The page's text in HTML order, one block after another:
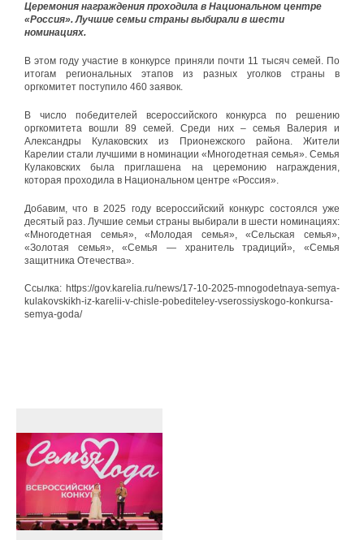
Церемония награждения проходила в Национальном центре
«Россия». Лучшие семьи страны выбирали в шести
номинациях.
В этом году участие в конкурсе приняли почти 11 тысяч семей. По
итогам региональных этапов из разных уголков страны в
оргкомитет поступило 460 заявок.
В число победителей всероссийского конкурса по решению
оргкомитета вошли 89 семей. Среди них – семья Валерия и
Александры Кулаковских из Прионежского района. Жители
Карелии стали лучшими в номинации «Многодетная семья». Семья
Кулаковских была приглашена на церемонию награждения,
которая проходила в Национальном центре «Россия».
Добавим, что в 2025 году всероссийский конкурс состоялся уже
десятый раз. Лучшие семьи страны выбирали в шести номинациях:
«Многодетная семья», «Молодая семья», «Сельская семья»,
«Золотая семья», «Семья — хранитель традиций», «Семья
защитника Отечества».
Ссылка: https://gov.karelia.ru/news/17-10-2025-mnogodetnaya-semya-
kulakovskikh-iz-karelii-v-chisle-pobediteley-vserossiyskogo-konkursa-
semya-goda/